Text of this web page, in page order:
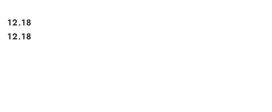
Cena:
12.18
Cena:
12.18